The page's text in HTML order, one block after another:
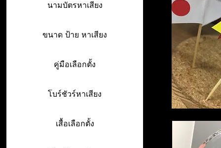
นามบัตรหาเสียง
ขนาด ป้าย หาเสียง
คู่มือเลือกตั้ง
โบร์ชัวร์หาเสียง
เสื้อเลือกตั้ง